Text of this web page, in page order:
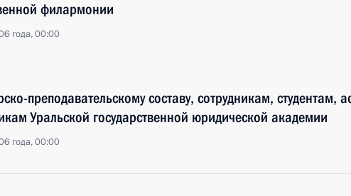
филармонии
года, 00:00
преподавательскому составу, сотрудникам, студентам,
Уральской государственной юридической академии
года, 00:00